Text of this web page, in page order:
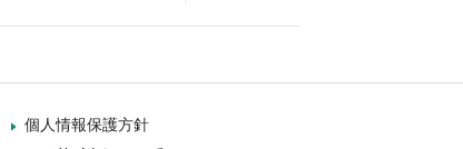
個人情報保護方針